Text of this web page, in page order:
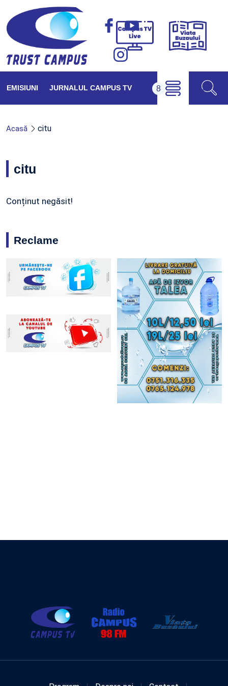
Campus
Viața
EMISIUNI JURNALUL CAMPUS TV
Acasă citu
citu
Conținut negăsit!
Reclame